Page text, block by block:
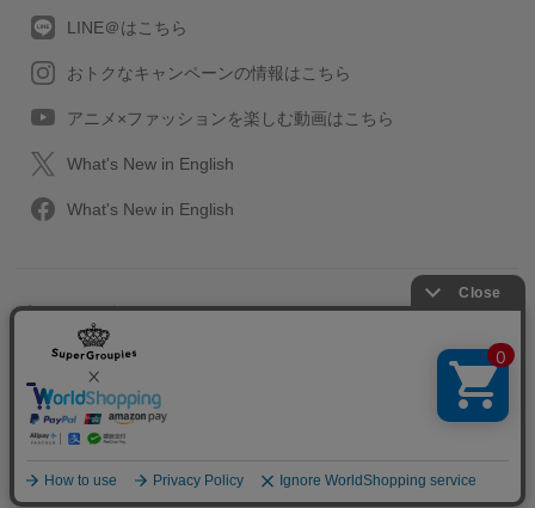
LINE＠はこちら
おトクなキャンペーンの情報はこちら
アニメ×ファッションを楽しむ動画はこちら
What's New in English
What's New in English
プライバシーポリシー
特定取引に関する法律
会社情報/採用情報